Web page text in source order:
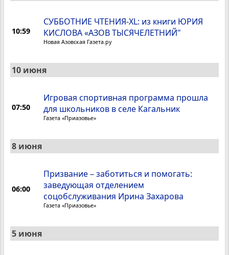
10:59
CУББОТНИЕ ЧТЕНИЯ-XL: из книги ЮРИЯ
КИСЛОВА «АЗОВ ТЫСЯЧЕЛЕТНИЙ"
Новая Азовская Газета.ру
10 июня
07:50
Игровая спортивная программа прошла
для школьников в селе Кагальник
Газета «Приазовье»
8 июня
06:00
Призвание – заботиться и помогать:
заведующая отделением
соцобслуживания Ирина Захарова
Газета «Приазовье»
5 июня